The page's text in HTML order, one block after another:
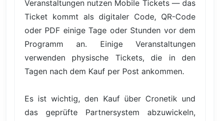
Veranstaltungen nutzen Mobile Tickets — das
Ticket kommt als digitaler Code, QR-Code
oder PDF einige Tage oder Stunden vor dem
Programm an. Einige Veranstaltungen
verwenden physische Tickets, die in den
Tagen nach dem Kauf per Post ankommen.
Es ist wichtig, den Kauf über Cronetik und
das geprüfte Partnersystem abzuwickeln,